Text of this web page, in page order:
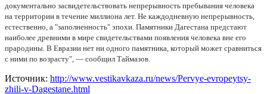
документально засвидетельствовать непрерывность пребывания человека
на территории в течение миллиона лет. Не каждодневную непрерывность,
естественно, а "заполненность" эпохи. Памятники Дагестана предстают
наиболее древними в мире свидетельствами появления человека вне его
прародины. В Евразии нет ни одного памятника, который может сравниться
с ними по возрасту", — сообщил Таймазов.
Источник: http://www.vestikavkaza.ru/news/Pervye-evropeytsy-
zhili-v-Dagestane.html